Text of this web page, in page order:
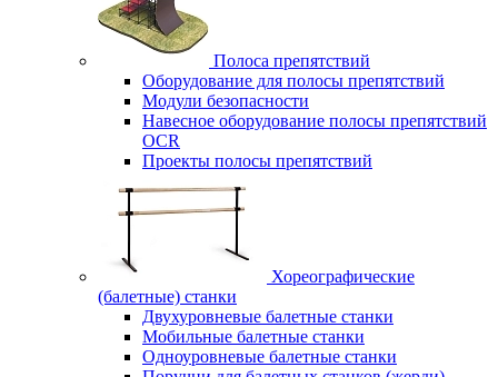
Полоса препятствий
Оборудование для полосы препятствий
Модули безопасности
Навесное оборудование полосы препятствий
OCR
Проекты полосы препятствий
Хореографические
(балетные) станки
Двухуровневые балетные станки
Мобильные балетные станки
Одноуровневые балетные станки